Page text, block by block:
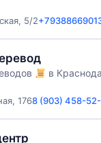
5/2
в
1768 (903) 458-